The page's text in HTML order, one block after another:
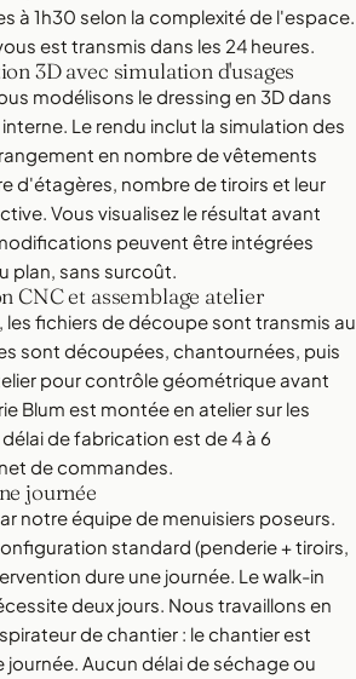
à 1h30 selon la complexité de l'espace.
est transmis dans les 24 heures.
3D avec simulation d'usages
modélisons le dressing en 3D dans
Le rendu inclut la simulation des
en nombre de vêtements
d'étagères, nombre de tiroirs et leur
Vous visualisez le résultat avant
peuvent être intégrées
plan, sans surcoût.
CNC et assemblage atelier
les fichiers de découpe sont transmis au
sont découpées, chantournées, puis
pour contrôle géométrique avant
Blum est montée en atelier sur les
de fabrication est de 4 à 6
de commandes.
journée
notre équipe de menuisiers poseurs.
standard (penderie + tiroirs,
dure une journée. Le walk-in
deux jours. Nous travaillons en
de chantier : le chantier est
journée. Aucun délai de séchage ou